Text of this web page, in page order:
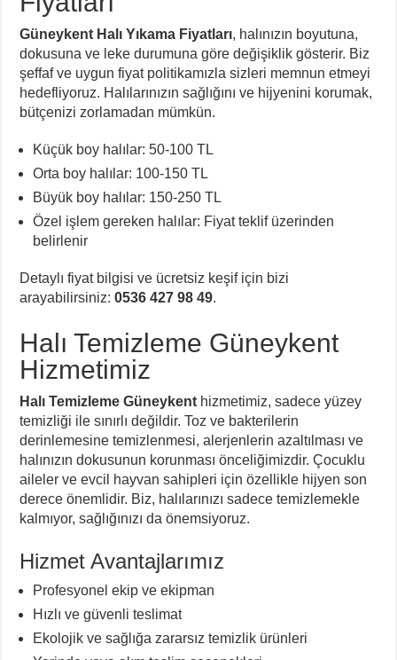
Güneykent Halı Yıkama Fiyatları, halınızın boyutuna,
dokusuna ve leke durumuna göre değişiklik gösterir. Biz
şeffaf ve uygun fiyat politikamızla sizleri memnun etmeyi
hedefliyoruz. Halılarınızın sağlığını ve hijyenini korumak,
bütçenizi zorlamadan mümkün.
Küçük boy halılar: 50-100 TL
Orta boy halılar: 100-150 TL
Büyük boy halılar: 150-250 TL
Özel işlem gereken halılar: Fiyat teklif üzerinden
belirlenir
Detaylı fiyat bilgisi ve ücretsiz keşif için bizi
arayabilirsiniz:0536 427 98 49.
Halı Temizleme Güneykent
Hizmetimiz
Halı Temizleme Güneykent hizmetimiz, sadece yüzey
temizliği ile sınırlı değildir. Toz ve bakterilerin
derinlemesine temizlenmesi, alerjenlerin azaltılması ve
halınızın dokusunun korunması önceliğimizdir. Çocuklu
aileler ve evcil hayvan sahipleri için özellikle hijyen son
derece önemlidir. Biz, halılarınızı sadece temizlemekle
kalmıyor, sağlığınızı da önemsiyoruz.
Hizmet Avantajlarımız
Profesyonel ekip ve ekipman
Hızlı ve güvenli teslimat
Ekolojik ve sağlığa zararsız temizlik ürünleri